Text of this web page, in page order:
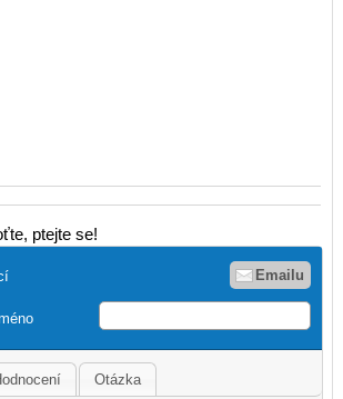
ptejte se!
Emailu
Otázka